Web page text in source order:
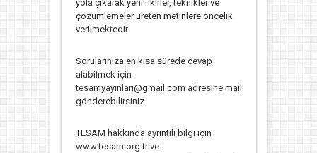
yola çıkarak yeni fikirler, teknikler ve
çözümlemeler üreten metinlere öncelik
verilmektedir.
Sorularınıza en kısa sürede cevap
alabilmek için
tesamyayinlari@gmail.com adresine mail
gönderebilirsiniz.
TESAM hakkında ayrıntılı bilgi için
www.tesam.org.tr ve